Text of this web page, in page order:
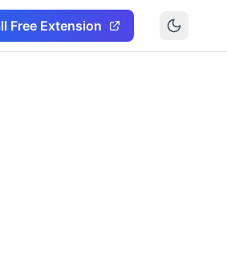
Free Extension